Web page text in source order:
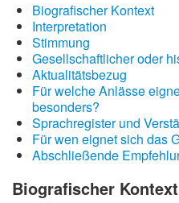
Biografischer Kontext
Interpretation
Stimmung
Gesellschaftlicher oder
Aktualitätsbezug
Für welche Anlässe
besonders?
Sprachregister und
Für wen eignet sich das
Abschließende
Biografischer Kontext